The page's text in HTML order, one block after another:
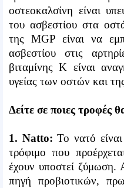
οστεοκαλσίνη είναι
του ασβεστίου στα
της MGP είναι να
ασβεστίου στις
βιταμίνης Κ είναι
υγείας των οστών και
Δείτε σε ποιες τροφές
1. Natto: Το νατό
τρόφιμο που
έχουν υποστεί ζύμωση.
πηγή προβιοτικών,